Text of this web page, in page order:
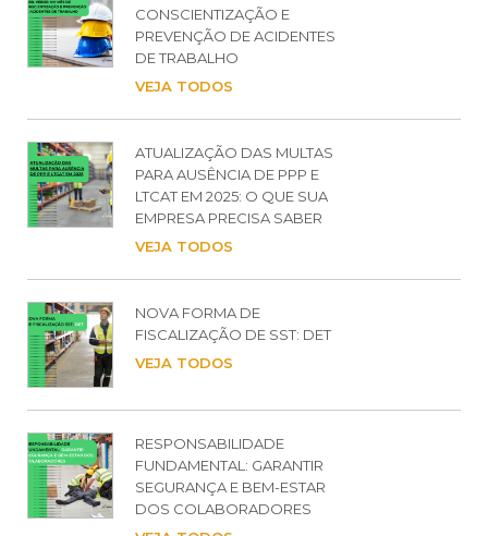
CONSCIENTIZAÇÃO E
PREVENÇÃO DE ACIDENTES
DE TRABALHO
VEJA TODOS
ATUALIZAÇÃO DAS MULTAS
PARA AUSÊNCIA DE PPP E
LTCAT EM 2025: O QUE SUA
EMPRESA PRECISA SABER
VEJA TODOS
NOVA FORMA DE
FISCALIZAÇÃO DE SST: DET
VEJA TODOS
RESPONSABILIDADE
FUNDAMENTAL: GARANTIR
SEGURANÇA E BEM-ESTAR
DOS COLABORADORES